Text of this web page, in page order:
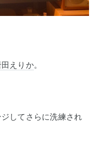
田えりか。
してさらに洗練され